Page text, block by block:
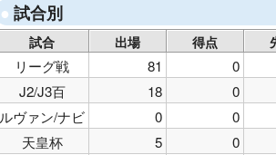
試合別
試合 出場 得点
リーグ戦 81 0
J2/J3百
18 0
ルヴァン/ナビ
0 0
天皇杯
5 0